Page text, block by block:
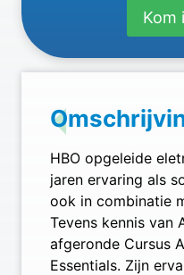
Kom
HBO opgeleide
jaren ervaring als
ook in combinatie
Tevens kennis van
afgeronde Cursus
Essentials. Zijn